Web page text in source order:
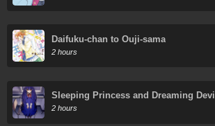
Daifuku-chan to Ouji-sama
2 hours
Sleeping Princess and Dreaming Devil
2 hours